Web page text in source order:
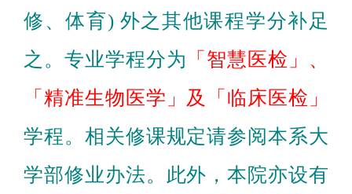
修、体育) 外之其他课程学分补足
之。专业学程分为 「智慧医检」 、
「精准生物医学」 及「临床医检」
学程。相关修课规定请参阅本系大
学部修业办法。此外，本院亦设有